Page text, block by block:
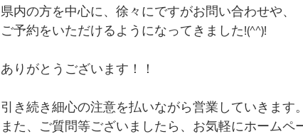
県内の方を中心に、徐々にですがお問い合わせや、
ご予約をいただけるようになってきました!(^^)!
ありがとうございます！！
引き続き細心の注意を払いながら営業していきます。
また、ご質問等ございましたら、お気軽にホームペ